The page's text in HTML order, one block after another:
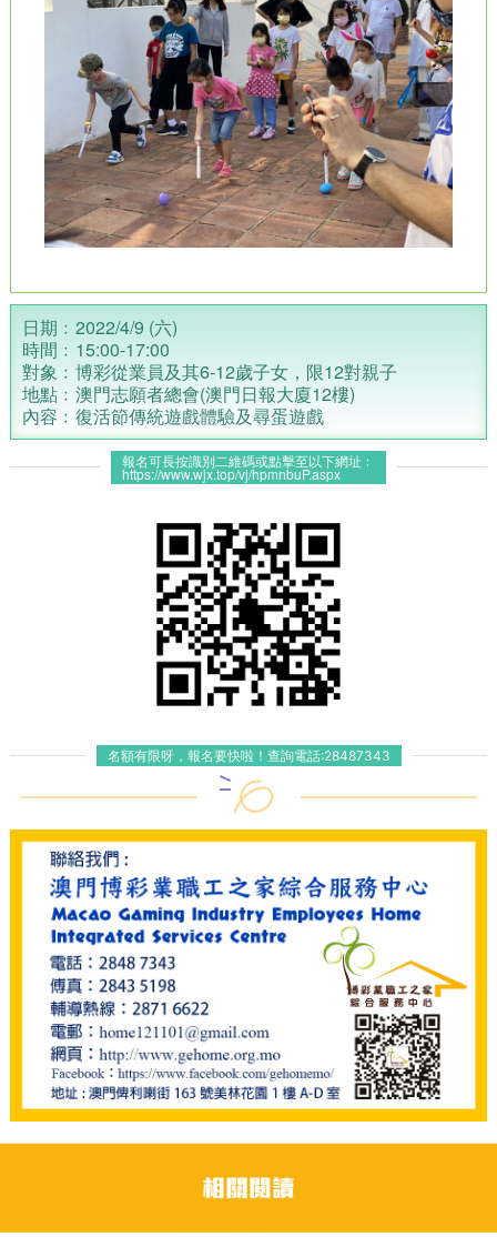
日期﹕2022/4/9 (六)
時間﹕15:00-17:00
對象﹕博彩從業員及其6-12歲子女，限12對親子
地點﹕澳門志願者總會(澳門日報大廈12樓)
內容﹕ 復活節傳統遊戲體驗及尋蛋遊戲
報名可長按識別二維碼或點擊至以下網址﹕
https://www.wjx.top/vj/hpmnbuP.aspx
名額有限呀，報名要快啦！ 查詢電話:28487343